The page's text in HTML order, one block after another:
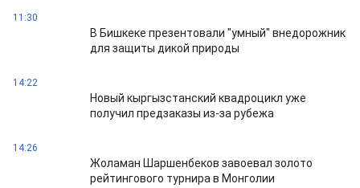
11:30
В Бишкеке презентовали "умный" внедорожник
для защиты дикой природы
14:22
Новый кыргызстанский квадроцикл уже
получил предзаказы из-за рубежа
14:26
Жоламан Шаршенбеков завоевал золото
рейтингового турнира в Монголии